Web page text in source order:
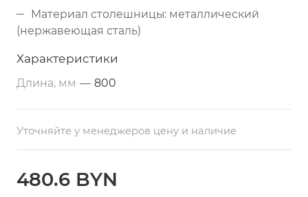
Материал столешницы: металлический
(нержавеющая сталь)
нержавеющей стали
Размеры: 800х800х860 мм
Тип по назначению: разделочный
Характеристики
Длина, мм — 800
Уточняйте у менеджеров цену и наличие
480.6 BYN